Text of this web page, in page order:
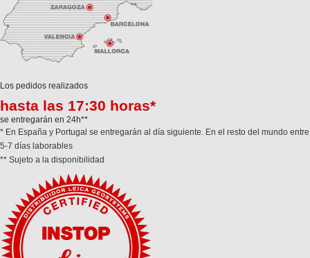
Los pedidos realizados
hasta las 17:30 horas*
se entregarán en 24h**
* En España y Portugal se entregarán al día siguiente. En el resto del mundo entre
5-7 días laborables
** Sujeto a la disponibilidad